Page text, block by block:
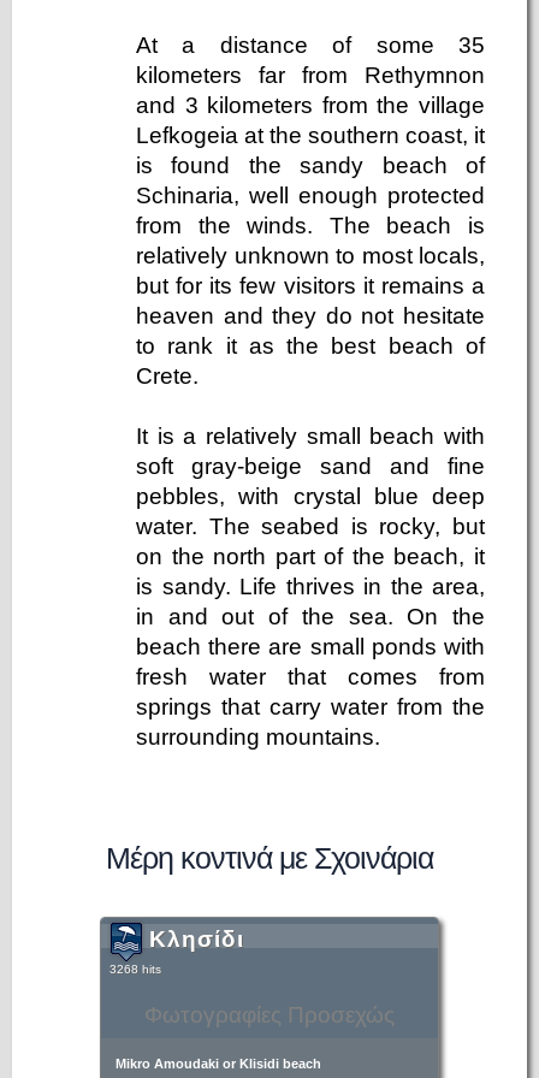
At a distance of some 35
kilometers far from Rethymnon
and 3 kilometers from the village
Lefkogeia at the southern coast, it
is found the sandy beach of
Schinaria, well enough protected
from the winds. The beach is
relatively unknown to most locals,
but for its few visitors it remains a
heaven and they do not hesitate
to rank it as the best beach of
Crete.
It is a relatively small beach with
soft gray-beige sand and fine
pebbles, with crystal blue deep
water. The seabed is rocky, but
on the north part of the beach, it
is sandy. Life thrives in the area,
in and out of the sea. On the
beach there are small ponds with
fresh water that comes from
springs that carry water from the
surrounding mountains.
Μέρη κοντινά με Σχοινάρια
Φωτογραφίες Προσεχώς
Κλησίδι
3268 hits
Mikro Amoudaki or Klisidi beach